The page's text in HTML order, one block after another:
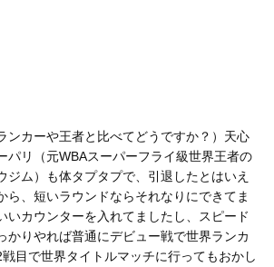
ンカーや王者と比べてどうですか？）天心
パリ（元WBAスーパーフライ級世界王者の
ジム）も体タプタプで、引退したとはいえ
ら、短いラウンドならそれなりにできてま
いカウンターを入れてましたし、スピード
かりやれば普通にデビュー戦で世界ランカ
目で世界タイトルマッチに行ってもおかし